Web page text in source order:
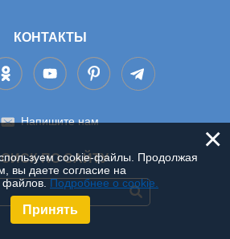
КОНТАКТЫ
Напишите нам
ПО САЙТУ
×
cookie-файлы. Продолжая
вы даете согласие на
файлов.Подробнее о cookie.
Принять